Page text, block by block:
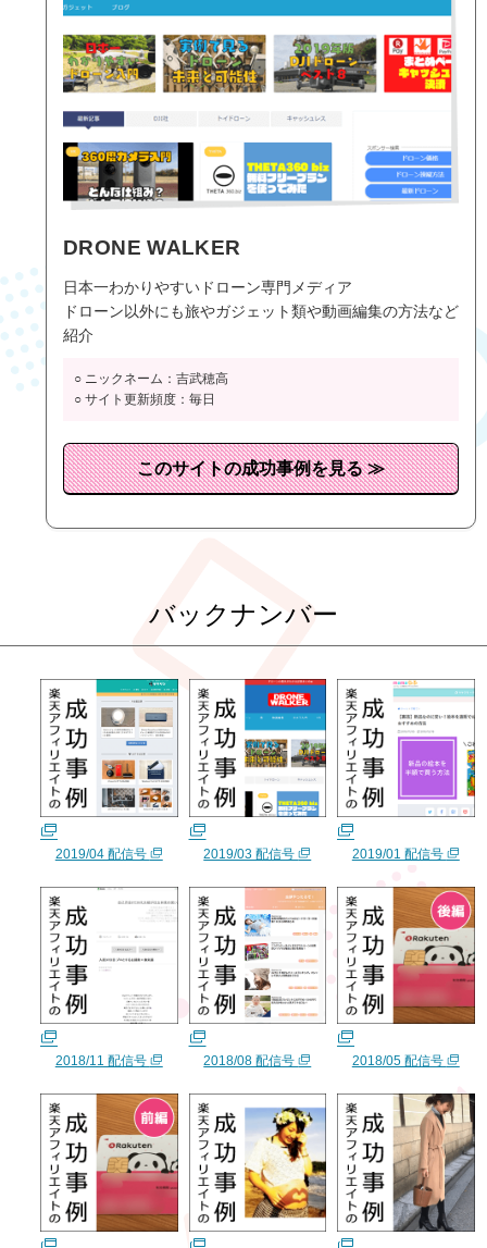
DRONE WALKER
日本一わかりやすいドローン専門メディア
ドローン以外にも旅やガジェット類や動画編集の方法など
紹介
○ ニックネーム：吉武穂高
○ サイト更新頻度：毎日
このサイトの成功事例を見る ≫
バックナンバー
2019/04 配信号 2019/03 配信号 2019/01 配信号
2018/11 配信号 2018/08 配信号 2018/05 配信号